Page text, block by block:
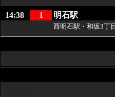
14:38 1 明石駅
西明石駅・和坂3丁目